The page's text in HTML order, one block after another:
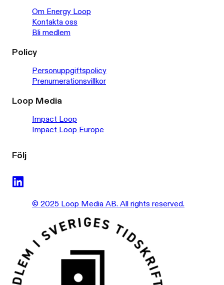
Om Energy Loop
Kontakta oss
Bli medlem
Policy
Personuppgiftspolicy
Prenumerationsvillkor
Loop Media
Impact Loop
Impact Loop Europe
Följ
© 2025 Loop Media AB. All rights reserved.